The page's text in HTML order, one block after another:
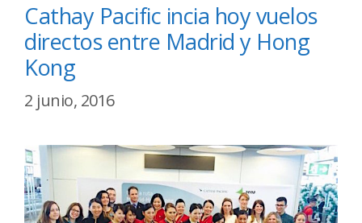
Cathay Pacific incia hoy vuelos
directos entre Madrid y Hong
Kong
2 junio, 2016